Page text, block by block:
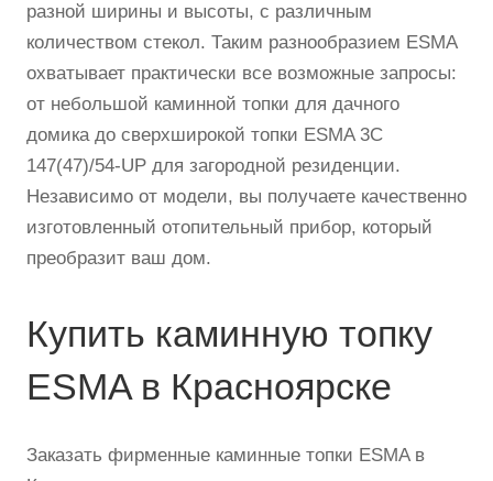
разной ширины и высоты, с различным
количеством стекол. Таким разнообразием ESMA
охватывает практически все возможные запросы:
от небольшой каминной топки для дачного
домика до сверхширокой топки ESMA 3С
147(47)/54-UP для загородной резиденции.
Независимо от модели, вы получаете качественно
изготовленный отопительный прибор, который
преобразит ваш дом.
Купить каминную топку
ESMA в Красноярске
Заказать фирменные каминные топки ESMA в